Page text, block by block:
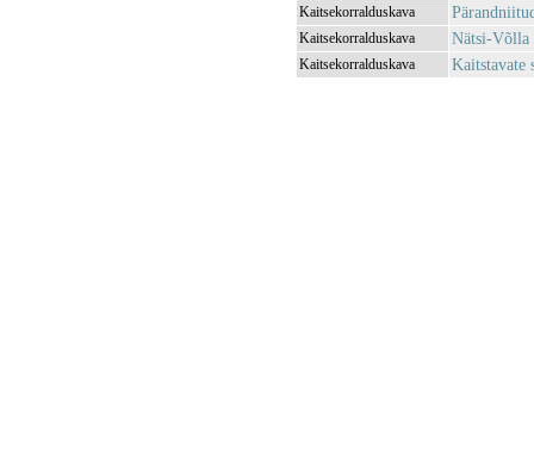
Kaitsekorralduskava
Kaitsekorralduskava Nätsi-Võlla
Kaitsekorralduskava Kaitstavate